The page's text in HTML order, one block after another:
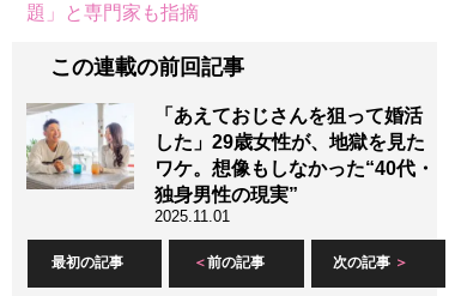
題」と専門家も指摘
この連載の前回記事
「あえておじさんを狙って婚活
した」29歳女性が、地獄を見た
ワケ。想像もしなかった“40代・
独身男性の現実”
2025.11.01
最初の記事 前の記事 次の記事